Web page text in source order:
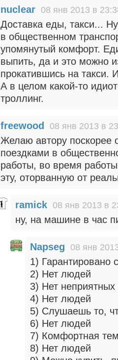
nuclear 08 янв 2013 в
Доставка еды, такси...
в общественном
упомянутый комфорт.
выпить, да и это можно
прокатившись на такси.
А в целом какой-то
троллинг.
freewood 08 янв 2013 в
Желаю автору поскорее
поездками в
работы, во время
эту, оторванную от
ramick 08 янв 2013 в
ну, на машине в час
Napseg 08 янв
1) Гарантировано
2) Нет людей
3) Нет неприятных
4) Нет людей
5) Слушаешь то,
6) Нет людей
7) Комфортная
8) Нет людей